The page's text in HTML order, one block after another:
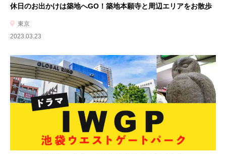
休日のお出かけは築地へGO！築地本願寺と周辺エリアをお散歩
東京
2023.03.23